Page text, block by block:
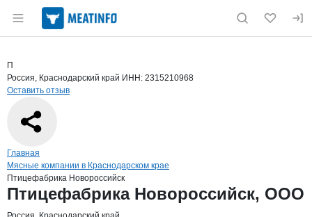
Раздел навигации по сайту meatinfo.ru
Страница компании
Страница компании
Краткая информация о компании
П
Россия, Краснодарский край ИНН: 2315210968
Оставить отзыв
Навигация по сайту
Главная
Мясные компании в Краснодарском крае
Птицефабрика Новороссийск
Основная информация о компании
Птицефабрика Новороссийск, ООО